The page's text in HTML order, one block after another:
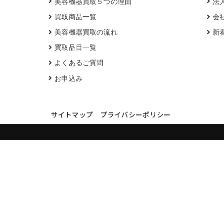
買取商品一覧
美容機器買取の流れ
買取品目一覧
よくあるご質問
お申込み
会
新
サイトマップ プライバシーポリシー